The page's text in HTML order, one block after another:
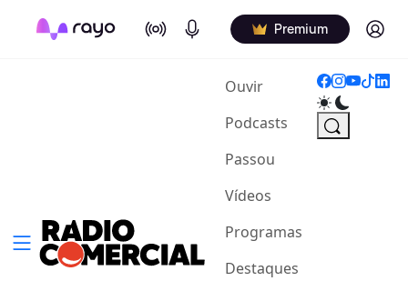
On Air Podcasts Premium Log in
Ouvir(current)
Podcasts
Passou
Vídeos
Programas
Destaques